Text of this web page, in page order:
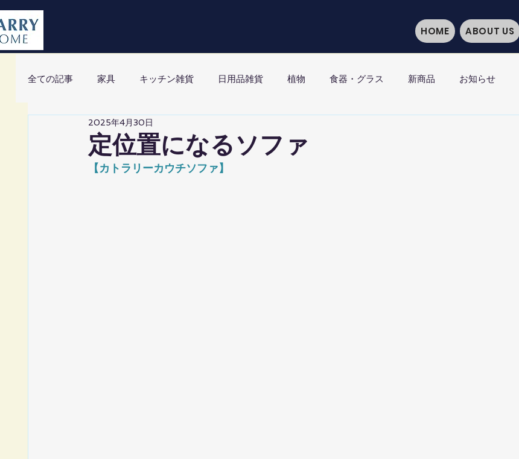
HOME ABOUT US
全ての記事 家具 キッチン雑貨 日用品雑貨 植物 食器・グラス 新商品 お知らせ
定位置になるソファ
2025年4月30日
【カトラリーカウチソファ】